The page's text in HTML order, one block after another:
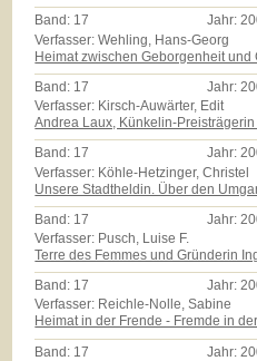
Band: 17 Jahr:
Verfasser: Wehling, Hans-Georg
Heimat zwischen Geborgenheit und
Band: 17 Jahr:
Verfasser: Kirsch-Auwärter, Edit
Andrea Laux, Künkelin-
Band: 17 Jahr:
Verfasser: Köhle-Hetzinger, Christel
Unsere Stadtheldin. Über den
Band: 17 Jahr:
Verfasser: Pusch, Luise F.
Terre des Femmes und Gründerin
Band: 17 Jahr:
Verfasser: Reichle-Nolle, Sabine
Heimat in der Frende - Fremde in
Band: 17 Jahr: